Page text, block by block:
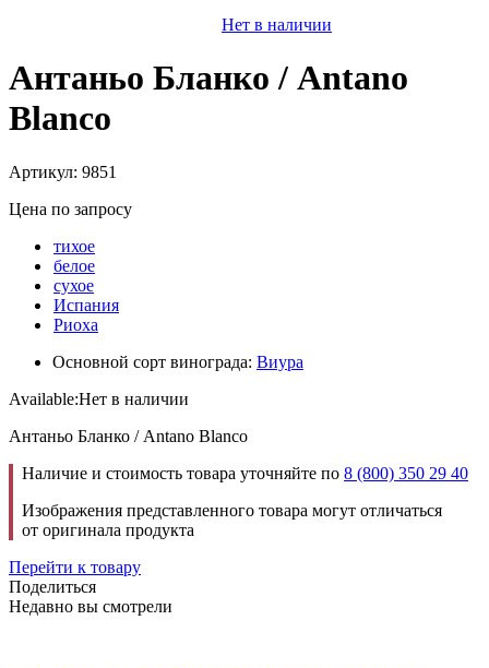
Нет в наличии
Антаньо Бланко / Antano
Blanco
Артикул: 9851
Цена по запросу
тихое
белое
сухое
Испания
Риоха
Основной сорт винограда: Виура
Available:Нет в наличии
Антаньо Бланко / Antano Blanco
Наличие и стоимость товара уточняйте по 8 (800) 350 29 40
Изображения представленного товара могут отличаться
от оригинала продукта
Перейти к товару
Поделиться
Недавно вы смотрели